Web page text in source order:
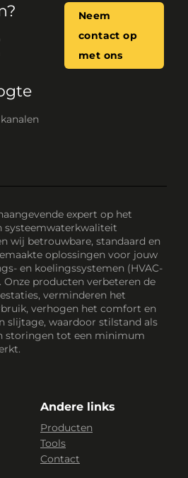
Neem
contact op
met ons
expert op het
systeemwaterkwaliteit
wij betrouwbare, standaard en
oplossingen voor jouw
en koelingssystemen (HVAC-
Onze producten verbeteren de
verminderen het
verhogen het comfort en
slijtage, waardoor stilstand als
storingen tot een minimum
Andere links
Producten
Tools
Contact